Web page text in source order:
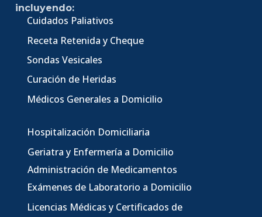
incluyendo:
Cuidados Paliativos
Receta Retenida y Cheque
Sondas Vesicales
Curación de Heridas
Médicos Generales a Domicilio
Hospitalización Domiciliaria
Geriatra y Enfermería a Domicilio
Administración de Medicamentos
Exámenes de Laboratorio a Domicilio
Licencias Médicas y Certificados de